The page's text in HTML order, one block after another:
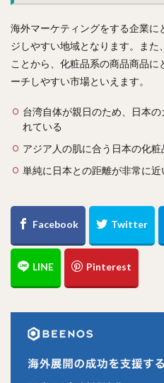
海外マーケティングをする企業に
ジしやすい地域となります。ま
ことから、化粧品系の商品商品
ーチしやすい市場といえます。
台湾自体が親日のため、日本
れている
アジア人の肌に合う日本の化
単純に日本との距離が非常に